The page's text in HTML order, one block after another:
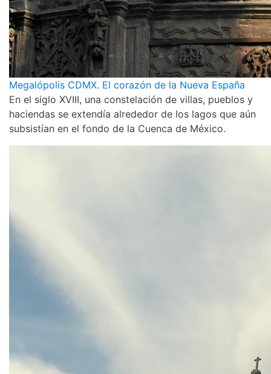
Megalópolis CDMX. El corazón de la Nueva España
En el siglo XVIII, una constelación de villas, pueblos y
haciendas se extendía alrededor de los lagos que aún
subsistían en el fondo de la Cuenca de México.